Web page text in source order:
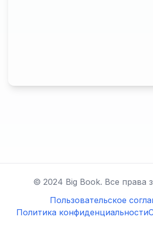
© 2024 Big Book. Все права
Пользовательское
Политика конфиденциальности